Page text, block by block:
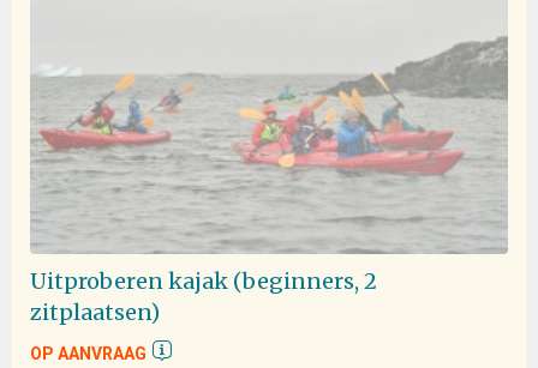
Life experience
bij Alex AVI Zavitan Antarctica
Most of the time it was enjoyable, there were a few
instances where I was hurt or it was really unpleasant.
Uitproberen kajak (beginners, 2
zitplaatsen)
OP AANVRAAG